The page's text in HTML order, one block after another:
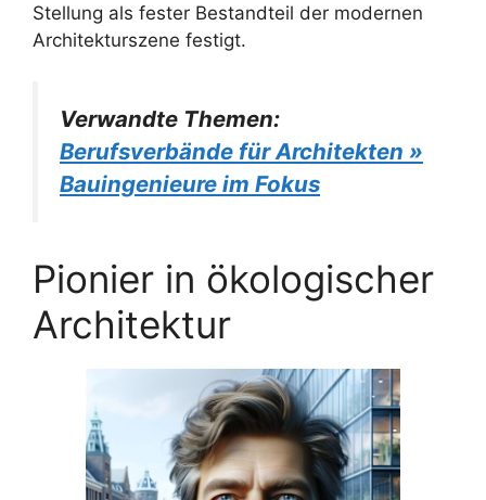
Stellung als fester Bestandteil der modernen
Architekturszene festigt.
Verwandte Themen:
Berufsverbände für Architekten »
Bauingenieure im Fokus
Pionier in ökologischer
Architektur